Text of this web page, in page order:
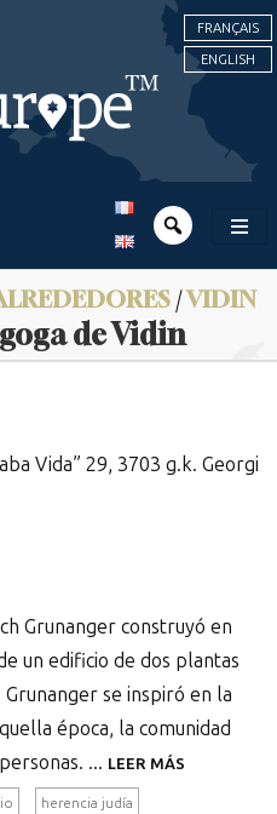
FRANÇAIS
ENGLISH
/VIDIN
de Vidin
Vida” 29, 3703 g.k. Georgi
Grunanger construyó en
un edificio de dos plantas
se inspiró en la
época, la comunidad
... LEER MÁS
herencia judía